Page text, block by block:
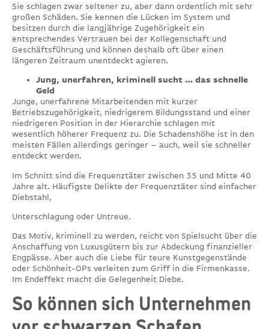
Sie schlagen zwar seltener zu, aber dann ordentlich mit sehr
großen Schäden. Sie kennen die Lücken im System und
besitzen durch die langjährige Zugehörigkeit ein
entsprechendes Vertrauen bei der Kollegenschaft und
Geschäftsführung und können deshalb oft über einen
längeren Zeitraum unentdeckt agieren.
Jung, unerfahren, kriminell sucht … das schnelle
Geld
Junge, unerfahrene Mitarbeitenden mit kurzer
Betriebszugehörigkeit, niedrigerem Bildungsstand und einer
niedrigeren Position in der Hierarchie schlagen mit
wesentlich höherer Frequenz zu. Die Schadenshöhe ist in den
meisten Fällen allerdings geringer – auch, weil sie schneller
entdeckt werden.
Im Schnitt sind die Frequenztäter zwischen 35 und Mitte 40
Jahre alt. Häufigste Delikte der Frequenztäter sind einfacher
Diebstahl,
Unterschlagung oder Untreue.
Das Motiv, kriminell zu werden, reicht von Spielsucht über die
Anschaffung von Luxusgütern bis zur Abdeckung finanzieller
Engpässe. Aber auch die Liebe für teure Kunstgegenstände
oder Schönheit-OPs verleiten zum Griff in die Firmenkasse.
Im Endeffekt macht die Gelegenheit Diebe.
So können sich Unternehmen